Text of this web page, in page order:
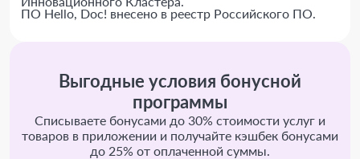
ПО Hello, Doc! внесено в реестр Российского ПО.
Выгодные условия бонусной
программы
Списываете бонусами до 30% стоимости услуг и
товаров в приложении и получайте кэшбек бонусами
до 25% от оплаченной суммы.